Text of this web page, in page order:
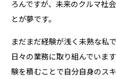
ろんですが、未来のクルマ社
とが夢です。
まだまだ経験が浅く未熟な私
日々の業務に取り組んでいま
験を積むことで自分自身のス